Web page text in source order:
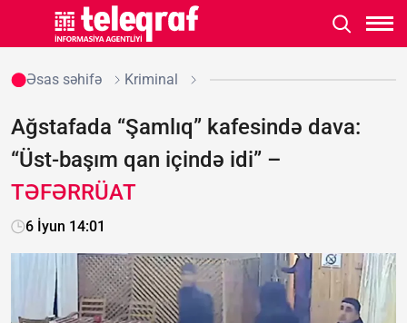
Əsas səhifə Kriminal
Ağstafada “Şamlıq” kafesində dava:
“Üst-başım qan içində idi” –
TƏFƏRRÜAT
6 İyun 14:01